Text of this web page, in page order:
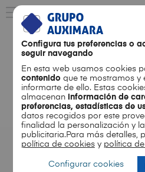
Configura tus preferencias o
seguir navegando
En esta web usamos cookies
contenido que te mostramos y
informarte de ello. Estas
almacenan
información de
preferencias, estadísticas de
datos recogidos por este
finalidad la personalización y
publicitaria.Para más detalles,
política de cookiesy política
Configurar cookies